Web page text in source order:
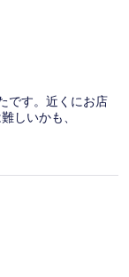
です。近くにお店
しいかも、